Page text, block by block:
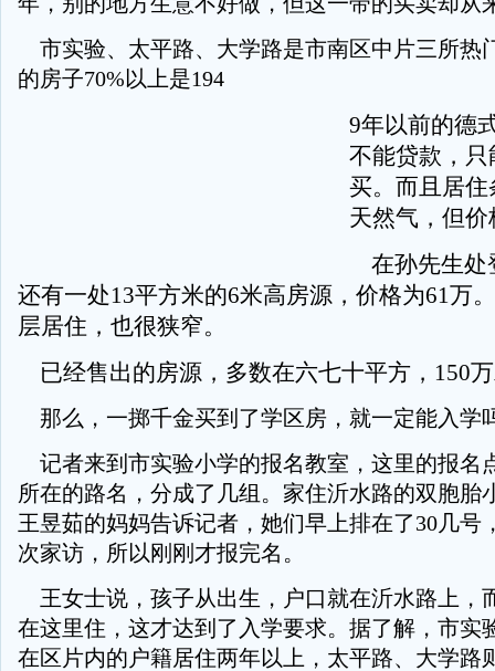
市实验、太平路、大学路是市南区中片三所热
的房子70%以上是194
9年以前的德
不能贷款，
买。而且居
天然气，但
在孙先生处
还有一处13平方米的6米高房源，价格为61万
层居住，也很狭窄。
已经售出的房源，多数在六七十平方，150
那么，一掷千金买到了学区房，就一定能入学
记者来到市实验小学的报名教室，这里的报名
所在的路名，分成了几组。家住沂水路的双胞胎
王昱茹的妈妈告诉记者，她们早上排在了30几号
次家访，所以刚刚才报完名。
王女士说，孩子从出生，户口就在沂水路上，
在这里住，这才达到了入学要求。据了解，市实
在区片内的户籍居住两年以上，太平路、大学路